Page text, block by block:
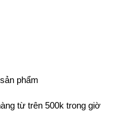
phẩm
từ trên 500k trong giờ